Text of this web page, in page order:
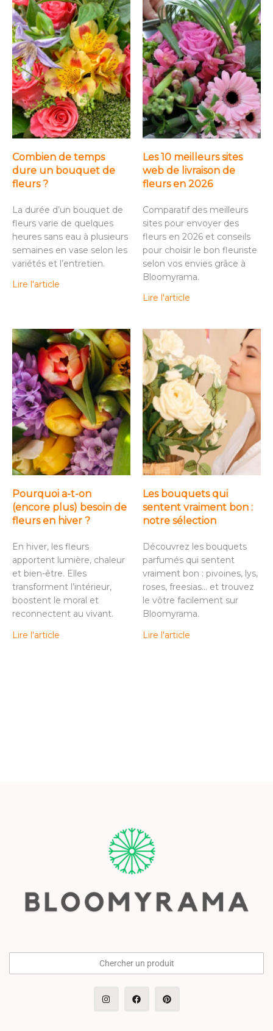
Combien de temps
dure un bouquet de
fleurs ?
La durée d’un bouquet de
fleurs varie de quelques
heures sans eau à plusieurs
semaines en vase selon les
variétés et l’entretien.
Lire l'article
Les 10 meilleurs sites
web de livraison de
fleurs en 2026
Comparatif des meilleurs
sites pour envoyer des
fleurs en 2026 et conseils
pour choisir le bon fleuriste
selon vos envies grâce à
Bloomyrama.
Lire l'article
Pourquoi a-t-on
(encore plus) besoin de
fleurs en hiver ?
En hiver, les fleurs
apportent lumière, chaleur
et bien-être. Elles
transforment l’intérieur,
boostent le moral et
reconnectent au vivant.
Lire l'article
Les bouquets qui
sentent vraiment bon :
notre sélection
Découvrez les bouquets
parfumés qui sentent
vraiment bon : pivoines, lys,
roses, freesias… et trouvez
le vôtre facilement sur
Bloomyrama.
Lire l'article
Chercher un produit